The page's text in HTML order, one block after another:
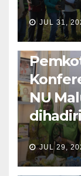
JUL 31,
AMBON METRO
POLITIK &
NU
JUL 29,
AMBON METRO